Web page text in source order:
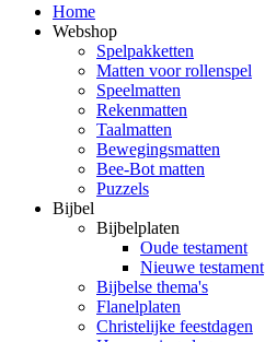
Home
Webshop
Spelpakketten
Matten voor rollenspel
Speelmatten
Rekenmatten
Taalmatten
Bewegingsmatten
Bee-Bot matten
Puzzels
Bijbel
Bijbelplaten
Oude testament
Nieuwe testament
Bijbelse thema's
Flanelplaten
Christelijke feestdagen